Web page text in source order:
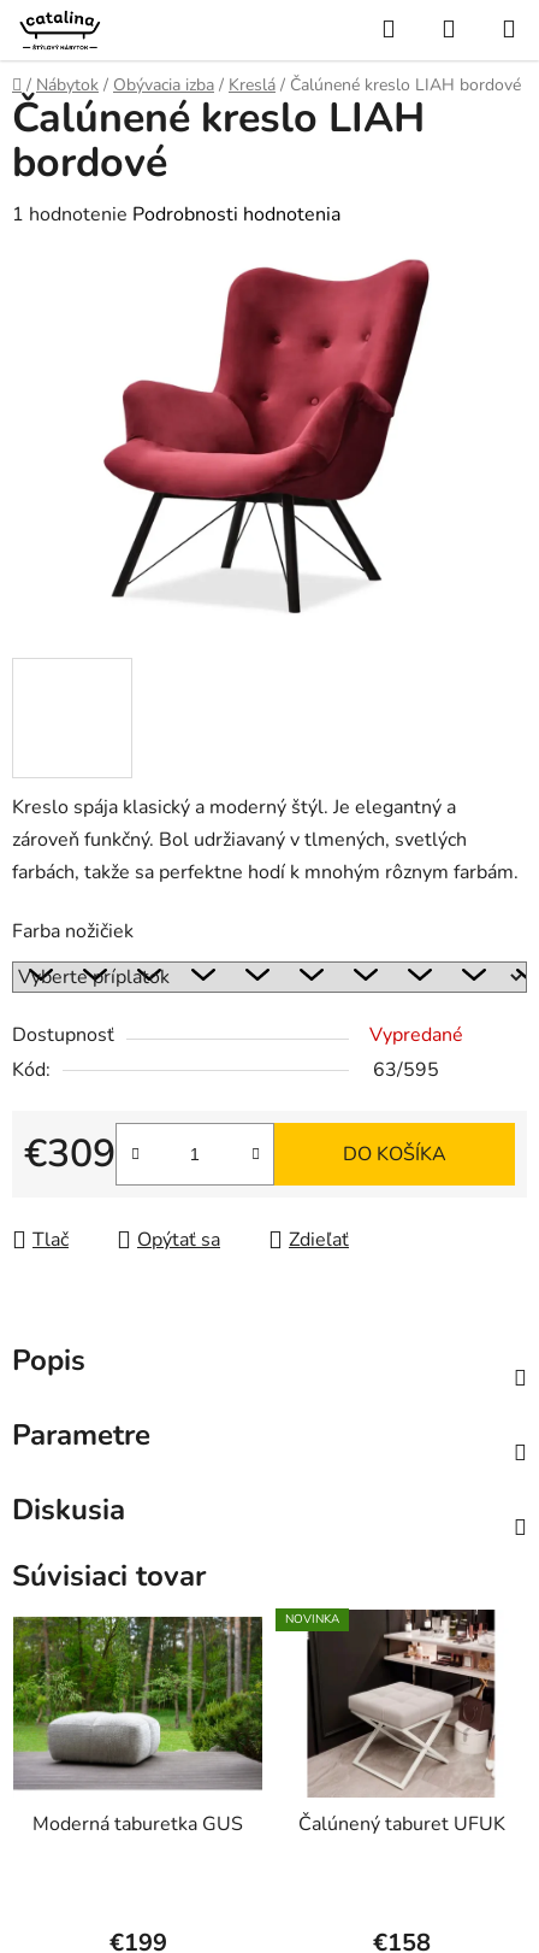
Prejsť
obsah
Hľadať
KOŠÍK
Domov
/ Nábytok / Obývacia izba / Kreslá / Čalúnené kreslo LIAH bordové
Kreslo spája klasický a moderný štýl. Je elegantný a
zároveň funkčný. Bol udržiavaný v tlmených, svetlých
farbách, takže sa perfektne hodí k mnohým rôznym farbám.
Farba nožičiek
Dostupnosť
Vypredané
Kód:
63/595
€309
Jednotková cena:
DO KOŠÍKA
Tlač Opýtať sa Zdieľať
Čalúnené kreslo LIAH
bordové
Priemerné
1 hodnotenie Podrobnosti hodnotenia
Popis
Parametre
Diskusia
Súvisiaci tovar
Moderná taburetka GUS
€199
NOVINKA
Čalúnený taburet UFUK
€158